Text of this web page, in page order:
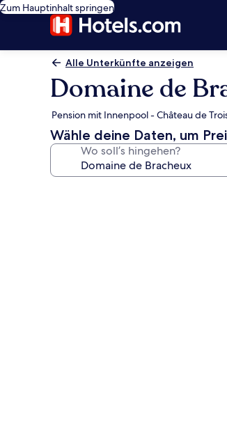
Zum Hauptinhalt springen
Alle Unterkünfte anzeigen
Domaine de
Pension mit Innenpool - Château de
Wähle deine Daten, um
Wo soll’s hingehen?